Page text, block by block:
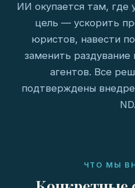
ИИ окупается там, где
цель — ускорить
юристов, навести
заменить
агентов. Все
подтверждены
ЧТО МЫ